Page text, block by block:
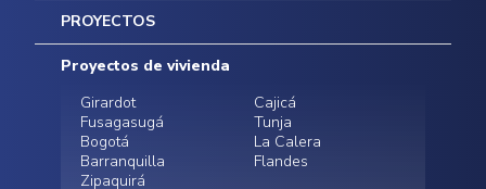
Inicio
Postventas
Contratación Directa
Noticias
PROYECTOS
Proyectos de vivienda
Girardot
Cajicá
Fusagasugá
Tunja
Bogotá
La Calera
Barranquilla
Flandes
Zipaquirá